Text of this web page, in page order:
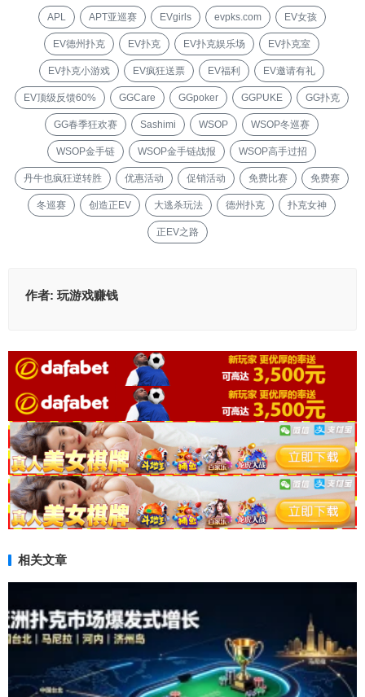
APL APT亚巡赛 EVgirls evpks.com EV女孩
EV德州扑克 EV扑克 EV扑克娱乐场 EV扑克室
EV扑克小游戏 EV疯狂送票 EV福利 EV邀请有礼
EV顶级反馈60% GGCare GGpoker GGPUKE GG扑克
GG春季狂欢赛 Sashimi WSOP WSOP冬巡赛
WSOP金手链 WSOP金手链战报 WSOP高手过招
丹牛也疯狂逆转胜 优惠活动 促销活动 免费比赛 免费赛
冬巡赛 创造正EV 大逃杀玩法 德州扑克 扑克女神
正EV之路
作者: 玩游戏赚钱
相关文章